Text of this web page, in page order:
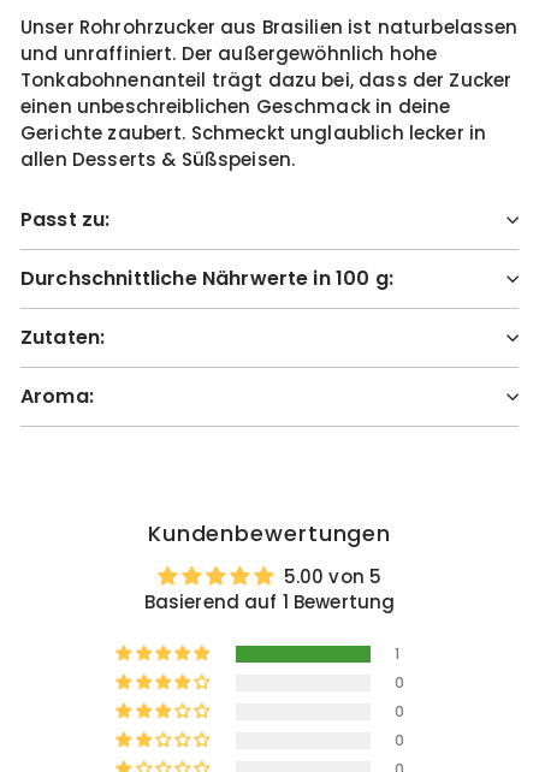
Unser Rohrohrzucker aus Brasilien ist naturbelassen
und unraffiniert. Der außergewöhnlich hohe
Tonkabohnenanteil trägt dazu bei, dass der Zucker
einen unbeschreiblichen Geschmack in deine
Gerichte zaubert. Schmeckt unglaublich lecker in
allen Desserts & Süßspeisen.
Passt zu:
Durchschnittliche Nährwerte in 100 g:
Zutaten:
Aroma:
Kundenbewertungen
5.00 von 5
Basierend auf 1 Bewertung
1
0
0
0